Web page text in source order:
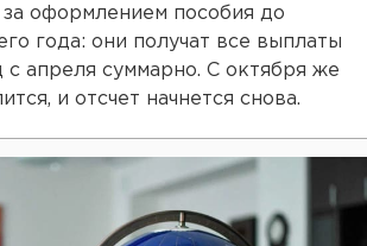
оформлением пособия до
года: они получат все выплаты
с апреля суммарно. С октября же
и отсчет начнется снова.